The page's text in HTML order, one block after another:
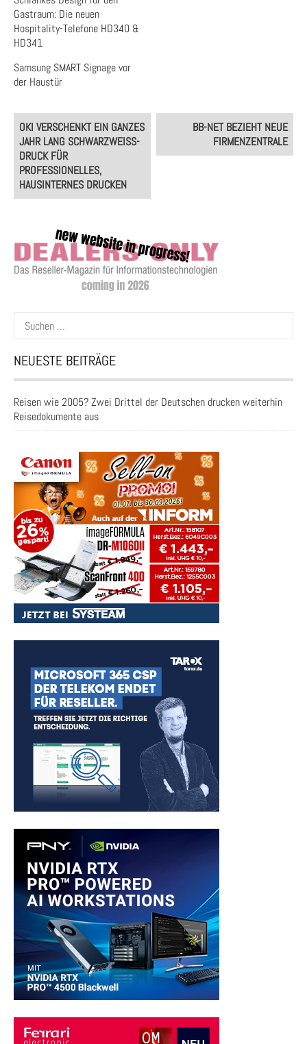
Gastraum: Die neuen
Hospitality-Telefone HD340 &
HD341
Samsung SMART Signage vor
der Haustür
Post
navigation
OKI VERSCHENKT EIN GANZES
JAHR LANG SCHWARZWEISS-D
RUCK FÜR P
ROFESSIONELLES, H
AUSINTERNES DRUCKEN
BB-NET BEZIEHT NEUE
FIRMENZENTRALE
Suchen
nach:
NEUESTE BEITRÄGE
Reisen wie 2005? Zwei Drittel der Deutschen drucken weiterhin
Reisedokumente aus